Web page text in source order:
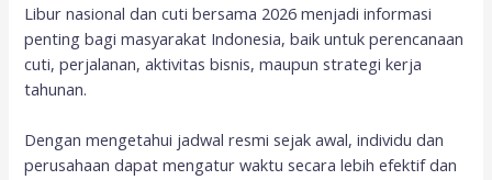
Libur nasional dan cuti bersama 2026 menjadi informasi
penting bagi masyarakat Indonesia, baik untuk perencanaan
cuti, perjalanan, aktivitas bisnis, maupun strategi kerja
tahunan.
Dengan mengetahui jadwal resmi sejak awal, individu dan
perusahaan dapat mengatur waktu secara lebih efektif dan